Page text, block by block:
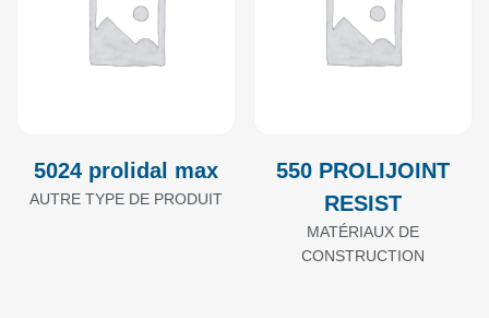
5024 prolidal max
AUTRE TYPE DE PRODUIT
550 PROLIJOINT
RESIST
MATÉRIAUX DE
CONSTRUCTION